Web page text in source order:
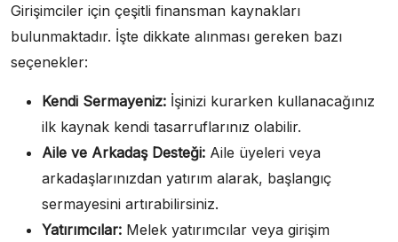
Girişimciler için çeşitli finansman kaynakları
bulunmaktadır. İşte dikkate alınması gereken bazı
seçenekler:
Kendi Sermayeniz: İşinizi kurarken kullanacağınız
ilk kaynak kendi tasarruflarınız olabilir.
Aile ve Arkadaş Desteği: Aile üyeleri veya
arkadaşlarınızdan yatırım alarak, başlangıç
sermayesini artırabilirsiniz.
Yatırımcılar: Melek yatırımcılar veya girişim